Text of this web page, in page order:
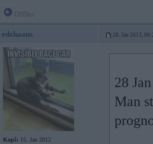
edzhaans 28. Jan 2013,
Kopš: 15. Jan 2012
28
Man